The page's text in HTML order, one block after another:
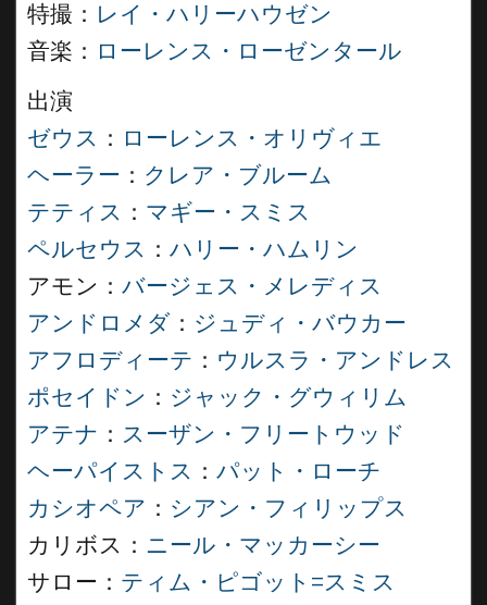
特撮： レイ・ハリーハウゼン
音楽： ローレンス・ローゼンタール
出演
ゼウス ： ローレンス・オリヴィエ
ヘーラー ： クレア・ブルーム
テティス ： マギー・スミス
ペルセウス ： ハリー・ハムリン
アモン： バージェス・メレディス
アンドロメダ ： ジュディ・バウカー
アフロディーテ ： ウルスラ・アンドレス
ポセイドン ： ジャック・グウィリム
アテナ ： スーザン・フリートウッド
ヘーパイストス ： パット・ローチ
カシオペア ： シアン・フィリップス
カリボス： ニール・マッカーシー
サロー： ティム・ピゴット=スミス